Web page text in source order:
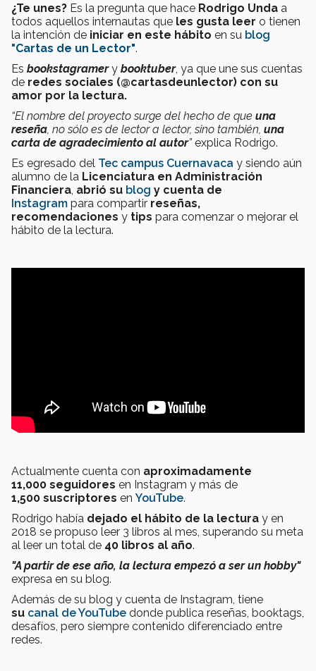
¿Te unes? Es la pregunta que hace Rodrigo Unda a
todos aquellos internautas que les gusta leer o tienen
la intención de iniciar en este hábito en su blog
"Cartas de un Lector".
Es bookstagramer y booktuber, ya que une sus cuentas
de redes sociales (@cartasdeunlector) con su
amor por la lectura.
“El nombre del proyecto surge del hecho de que una
reseña , no sólo es de lector a lector, sino también, una
carta de agradecimiento al autor”explica Rodrigo.
Es egresado del Tec campus Cuernavaca y siendo aún
alumno de la Licenciatura en Administración
Financiera abrió su blog y cuenta de
Instagram para compartir reseñas,
recomendaciones y tips para comenzar o mejorar el
hábito de la lectura.
Actualmente cuenta con aproximadamente
11,000 seguidores en Instagram y más de
1,500 suscriptores en YouTube.
Rodrigo había dejado el hábito de la lectura y en
2018 se propuso leer 3 libros al mes, superando su meta
al leer un total de 40 libros al año.
"A partir de ese año, la lectura empezó a ser un hobby"
expresa en su blog.
Además de su blog y cuenta de Instagram, tiene
su canal de YouTube donde publica reseñas, booktags,
desafíos, pero siempre contenido diferenciado entre
redes.